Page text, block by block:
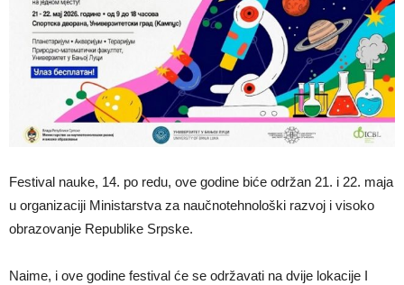
Festival nauke, 14. po redu, ove godine biće održan 21. i 22. maja
u organizaciji Ministarstva za naučnotehnološki razvoj i visoko
obrazovanje Republike Srpske.
Naime, i ove godine festival će se održavati na dvije lokacije I